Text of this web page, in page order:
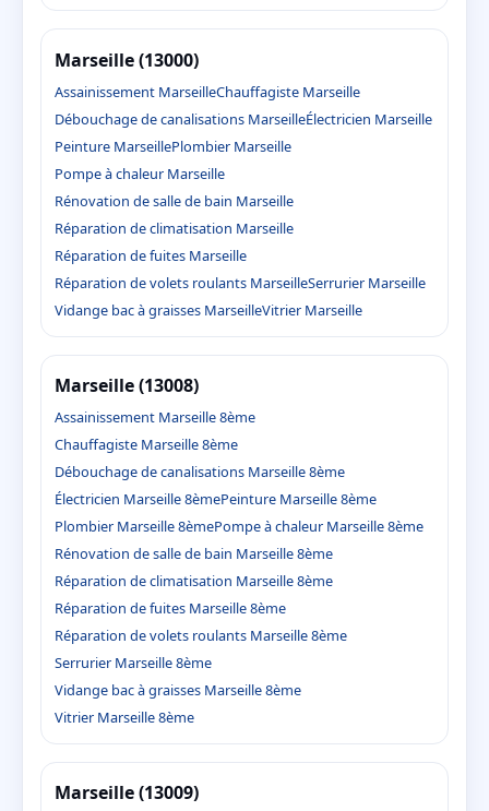
Marseille (13000)
Assainissement MarseilleChauffagiste Marseille
Débouchage de canalisations MarseilleÉlectricien Marseille
Peinture MarseillePlombier Marseille
Pompe à chaleur Marseille
Rénovation de salle de bain Marseille
Réparation de climatisation Marseille
Réparation de fuites Marseille
Réparation de volets roulants MarseilleSerrurier Marseille
Vidange bac à graisses MarseilleVitrier Marseille
Marseille (13008)
Assainissement Marseille 8ème
Chauffagiste Marseille 8ème
Débouchage de canalisations Marseille 8ème
Électricien Marseille 8èmePeinture Marseille 8ème
Plombier Marseille 8èmePompe à chaleur Marseille 8ème
Rénovation de salle de bain Marseille 8ème
Réparation de climatisation Marseille 8ème
Réparation de fuites Marseille 8ème
Réparation de volets roulants Marseille 8ème
Serrurier Marseille 8ème
Vidange bac à graisses Marseille 8ème
Vitrier Marseille 8ème
Marseille (13009)